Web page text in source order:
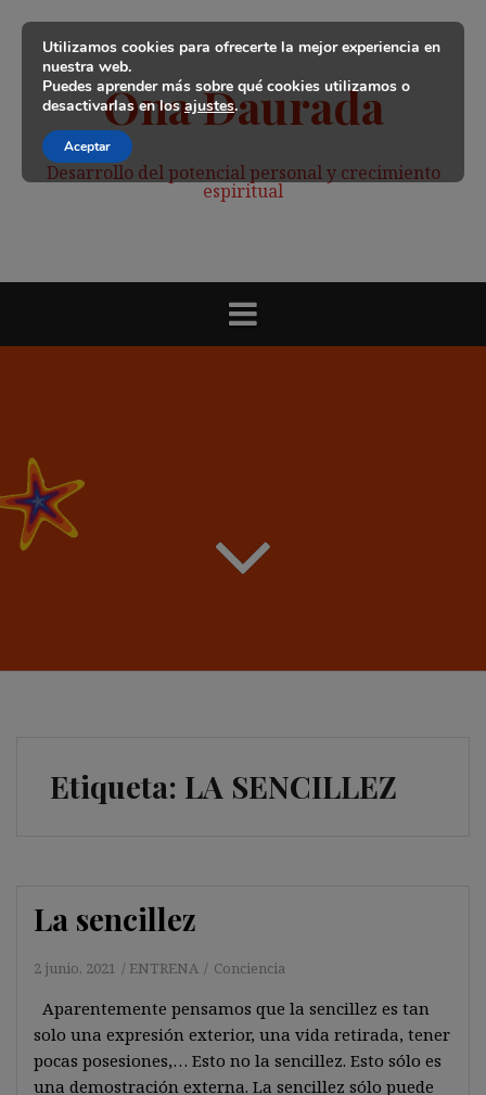
contenido
Ona Daurada
Desarrollo del potencial personal y crecimiento
espiritual
Etiqueta: LA SENCILLEZ
La sencillez
2 junio, 2021 ENTRENA Conciencia
Aparentemente pensamos que la sencillez es tan
solo una expresión exterior, una vida retirada, tener
pocas posesiones,… Esto no la sencillez. Esto sólo es
una demostración externa. La sencillez sólo puede
Utilizamos cookies para ofrecerte la mejor experiencia en
nuestra web.
Puedes aprender más sobre qué cookies utilizamos o
desactivarlas en losajustes.
Aceptar